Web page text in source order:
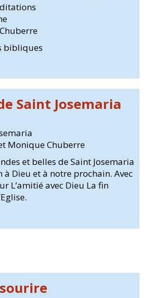
bibliques
Saint Josemaria
Monique Chuberre
et belles de Saint Josemaria
Dieu et à notre prochain. Avec
L’amitié avec Dieu La fin